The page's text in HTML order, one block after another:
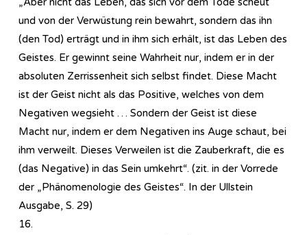
und von der Verwüstung rein bewahrt, sondern das ihn
(den Tod) erträgt und in ihm sich erhält, ist das Leben des
Geistes. Er gewinnt seine Wahrheit nur, indem er in der
absoluten Zerrissenheit sich selbst findet. Diese Macht
ist der Geist nicht als das Positive, welches von dem
Negativen wegsieht … Sondern der Geist ist diese
Macht nur, indem er dem Negativen ins Auge schaut, bei
ihm verweilt. Dieses Verweilen ist die Zauberkraft, die es
(das Negative) in das Sein umkehrt“. (zit. in der Vorrede
der „Phänomenologie des Geistes“. In der Ullstein
Ausgabe, S. 29)
16.